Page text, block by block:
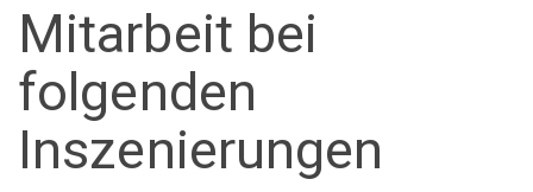
Mitarbeit bei
folgenden
Inszenierungen